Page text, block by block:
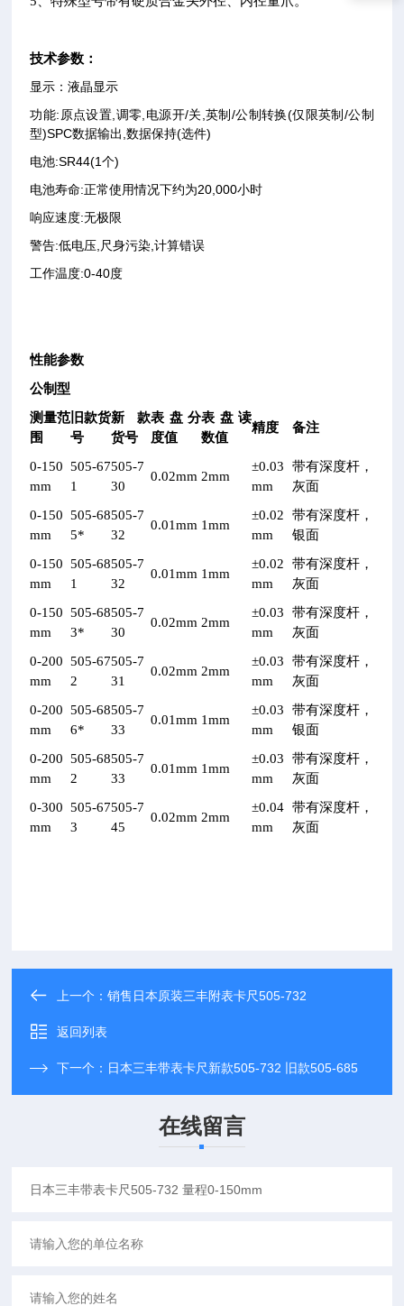
技术参数：
显示：液晶显示
功能:原点设置,调零,电源开/关,英制/公制转换(仅限英制/公制
型)SPC数据输出,数据保持(选件)
电池:SR44(1个)
电池寿命:正常使用情况下约为20,000小时
响应速度:无极限
警告:低电压,尺身污染,计算错误
工作温度:0-40度
性能参数
公制型
测量范
围
旧款货
号
新款
货号
表盘分
度值
表盘读
数值
精度 备注
0-150
mm
505-67
1
505-7
30
0.02mm 2mm
±0.03
mm
带有深度杆，
灰面
0-150
mm
505-68
5*
505-7
32
0.01mm 1mm
±0.02
mm
带有深度杆，
银面
0-150
mm
505-68
1
505-7
32
0.01mm 1mm
±0.02
mm
带有深度杆，
灰面
0-150
mm
505-68
3*
505-7
30
0.02mm 2mm
±0.03
mm
带有深度杆，
灰面
0-200
mm
505-67
2
505-7
31
0.02mm 2mm
±0.03
mm
带有深度杆，
灰面
0-200
mm
505-68
6*
505-7
33
0.01mm 1mm
±0.03
mm
带有深度杆，
银面
0-200
mm
505-68
2
505-7
33
0.01mm 1mm
±0.03
mm
带有深度杆，
灰面
0-300
mm
505-67
3
505-7
45
0.02mm 2mm
±0.04
mm
带有深度杆，
灰面
上一个：销售日本原装三丰附表卡尺505-732
返回列表
下一个： 日本三丰带表卡尺新款505-732 旧款505-685
在线留言